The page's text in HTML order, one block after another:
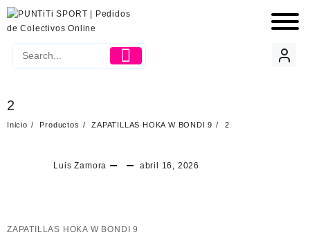
2
Inicio Productos ZAPATILLAS HOKA W BONDI 9 2
Luis Zamora abril 16, 2026
ZAPATILLAS HOKA W BONDI 9